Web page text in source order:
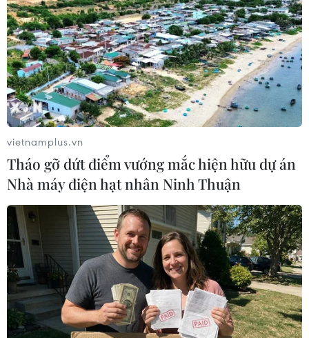
Bộ trưởng kinh tế Pháp Montebourg
quyết tẩy chay chính phủ mới
26/08/2014 10:55
Bộ trưởng kinh tế Pháp Arnaud Montebourg cho biết nếu
mất lòng tin vào chính sách của chính phủ và thủ tướng,
ông sẽ từ chức.
vietnamplus.vn
Tháo gỡ dứt điểm vướng mắc hiện hữu dự án
Nhà máy điện hạt nhân Ninh Thuận